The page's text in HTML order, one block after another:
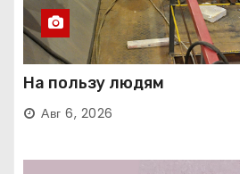
На пользу людям
Авг 6, 2026